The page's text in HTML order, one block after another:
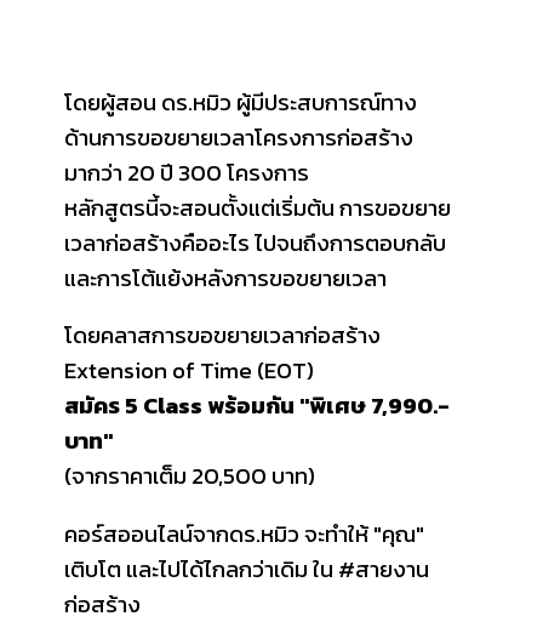
โดยผู้สอน ดร.หมิว ผู้มีประสบการณ์ทาง
ด้านการขอขยายเวลาโครงการก่อสร้าง
มากว่า 20 ปี 300 โครงการ
หลักสูตรนี้จะสอนตั้งแต่เริ่มต้น การขอขยาย
เวลาก่อสร้างคืออะไร ไปจนถึงการตอบกลับ
และการโต้แย้งหลังการขอขยายเวลา
โดยคลาสการขอขยายเวลาก่อสร้าง
Extension of Time (EOT)
สมัคร 5 Class พร้อมกัน "พิเศษ 7,990.-
บาท"
(จากราคาเต็ม 20,500 บาท)
คอร์สออนไลน์จากดร.หมิว จะทำให้ "คุณ"
เติบโต และไปได้ไกลกว่าเดิม ใน #สายงาน
ก่อสร้าง